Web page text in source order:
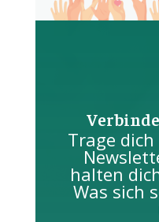
Trage
halten
Was sich